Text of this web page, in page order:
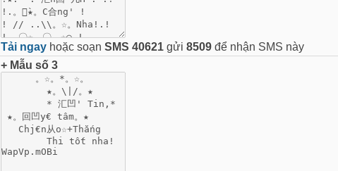
Tải ngay hoặc soạn SMS 40621 gửi 8509 để nhận SMS này
+ Mẫu số 3